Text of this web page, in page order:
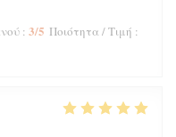
: 3/5 Ποιότητα / Τιμή :